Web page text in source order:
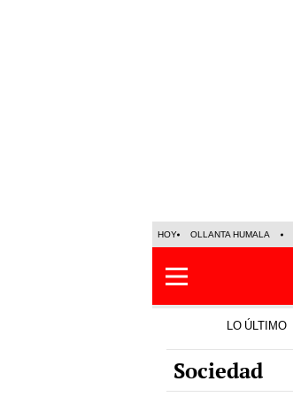
HOY OLLANTA HUMALA
LO ÚLTIMO
Sociedad